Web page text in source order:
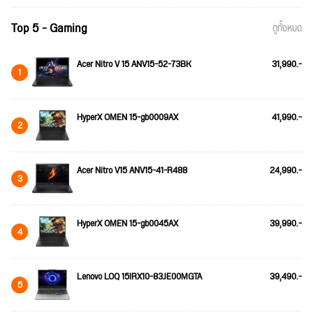
Top 5 - Gaming ดูทั้งหมด
1 Acer Nitro V 15 ANV15-52-73BK 31,990.-
2 HyperX OMEN 15-gb0009AX 41,990.-
3 Acer Nitro V15 ANV15-41-R488 24,990.-
4 HyperX OMEN 15-gb0045AX 39,990.-
5 Lenovo LOQ 15IRX10-83JE00MGTA 39,490.-